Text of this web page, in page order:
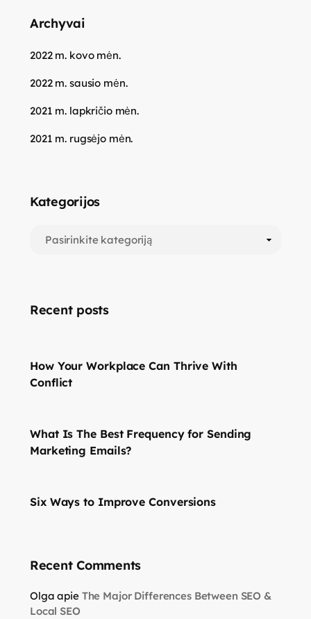
Archyvai
2022 m. kovo mėn.
2022 m. sausio mėn.
2021 m. lapkričio mėn.
2021 m. rugsėjo mėn.
Kategorijos
Recent posts
How Your Workplace Can Thrive With
Conflict
What Is The Best Frequency for Sending
Marketing Emails?
Six Ways to Improve Conversions
Recent Comments
Olga apie The Major Differences Between SEO &
Local SEO